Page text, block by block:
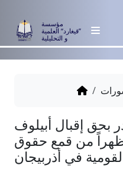
مؤسسة
”قيغارد“ العلمية
و التحليلية
إقبال أبيلوف